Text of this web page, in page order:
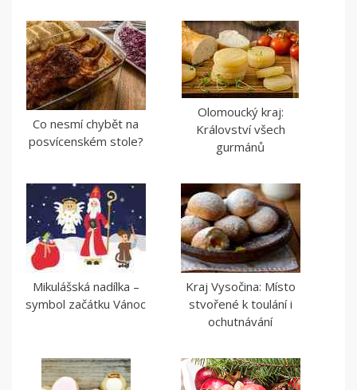
Co nesmí chybět na
posvícenském stole?
Olomoucký kraj:
Království všech
gurmánů
Mikulášská nadílka –
symbol začátku Vánoc
Kraj Vysočina: Místo
stvořené k toulání i
ochutnávání